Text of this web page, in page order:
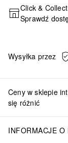
Click &
Sprawdź
Wysyłka przez
Ceny w sklepie
się różnić
INFORMACJE O